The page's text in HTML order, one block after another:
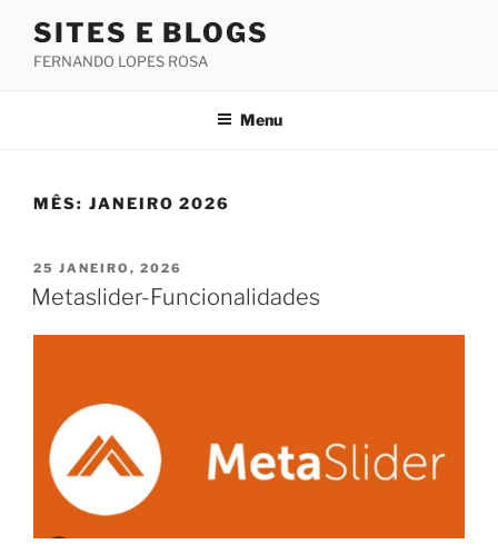
SITES E BLOGS
FERNANDO LOPES ROSA
Menu
MÊS: JANEIRO 2026
PUBLICADO
EM
25 JANEIRO, 2026
Metaslider-Funcionalidades